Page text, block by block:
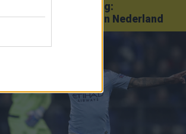
Van Götze tot Sterling:
statementtransfers in Nederland